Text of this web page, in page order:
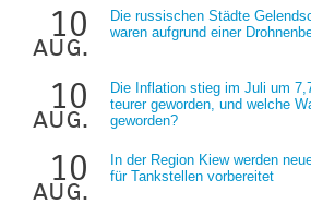
10
aug.
Die russischen Städte
waren aufgrund einer
10
aug.
Die Inflation stieg im Juli um
teurer geworden, und welche
geworden?
10
aug.
In der Region Kiew werden
für Tankstellen vorbereitet